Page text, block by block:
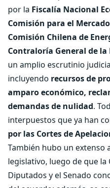
por la Fiscalía Nacional
Comisión para el
Comisión Chilena de
Contraloría General de la
un amplio escrutinio
incluyendo recursos de
amparo económico,
demandas de nulidad.
interpuestos que ya han
por las Cortes de
También hubo un extenso
legislativo, luego de que la
Diputados y el Senado